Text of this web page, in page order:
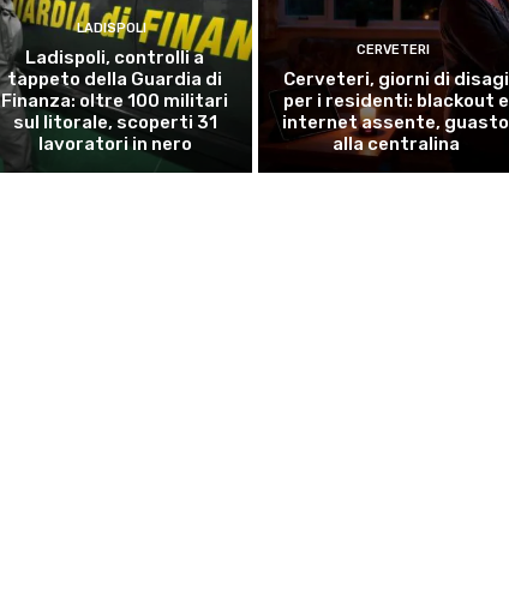
LADISPOLI
Ladispoli, controlli a
tappeto della Guardia di
Finanza: oltre 100 militari
sul litorale, scoperti 31
lavoratori in nero
CERVETERI
Cerveteri, giorni di disagi
per i residenti: blackout e
internet assente, guasto
alla centralina